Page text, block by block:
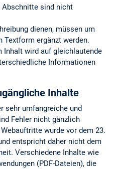
Abschnitte sind nicht
dienen, müssen um
Textform ergänzt werden.
Inhalt wird auf gleichlautende
Informationen
Inhalte
sehr umfangreiche und
Fehler nicht gänzlich
wurde vor dem 23.
entspricht daher nicht dem
Verschiedene Inhalte wie
(PDF-Dateien), die